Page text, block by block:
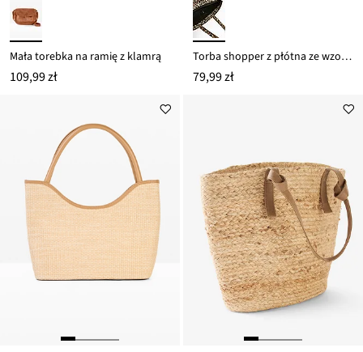
Mała torebka na ramię z klamrą
109,99 zł
Torba shopper z płótna ze wzorem w panterkę
79,99 zł